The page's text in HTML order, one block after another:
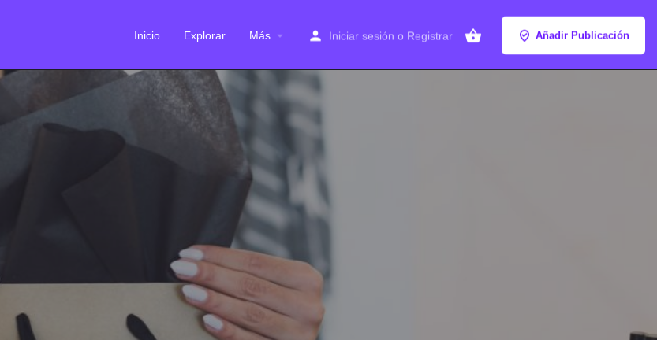
Inicio Explorar Más Iniciar sesión o Registrar Añadir Publicación